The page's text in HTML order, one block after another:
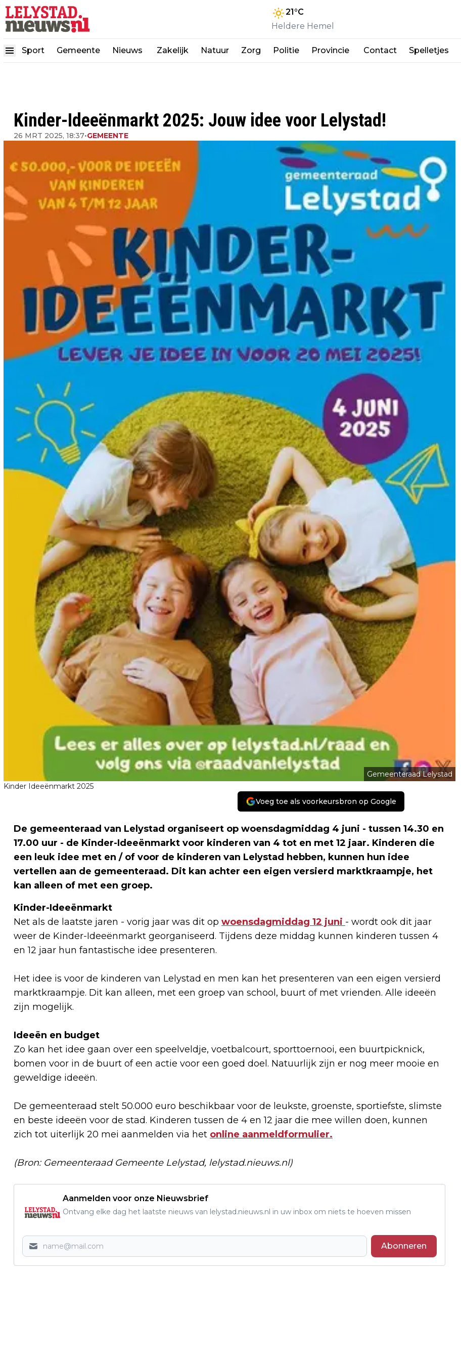
21°C
Heldere Hemel
Sport Gemeente Nieuws Zakelijk Natuur Zorg Politie Provincie Contact Spelletjes
Kinder-Ideeënmarkt 2025: Jouw idee voor Lelystad!
26 MRT 2025, 18:37•GEMEENTE
Gemeenteraad Lelystad
Kinder Ideeënmarkt 2025
Voeg toe als voorkeursbron op Google
De gemeenteraad van Lelystad organiseert op woensdagmiddag 4 juni - tussen 14.30 en
17.00 uur - de Kinder-Ideeënmarkt voor kinderen van 4 tot en met 12 jaar. Kinderen die
een leuk idee met en / of voor de kinderen van Lelystad hebben, kunnen hun idee
vertellen aan de gemeenteraad. Dit kan achter een eigen versierd marktkraampje, het
kan alleen of met een groep.
Kinder-Ideeënmarkt
Net als de laatste jaren - vorig jaar was dit op woensdagmiddag 12 juni - wordt ook dit jaar
weer de Kinder-Ideeënmarkt georganiseerd. Tijdens deze middag kunnen kinderen tussen 4
en 12 jaar hun fantastische idee presenteren.
Het idee is voor de kinderen van Lelystad en men kan het presenteren van een eigen versierd
marktkraampje. Dit kan alleen, met een groep van school, buurt of met vrienden. Alle ideeën
zijn mogelijk.
Ideeën en budget
Zo kan het idee gaan over een speelveldje, voetbalcourt, sporttoernooi, een buurtpicknick,
bomen voor in de buurt of een actie voor een goed doel. Natuurlijk zijn er nog meer mooie en
geweldige ideeën.
De gemeenteraad stelt 50.000 euro beschikbaar voor de leukste, groenste, sportiefste, slimste
en beste ideeën voor de stad. Kinderen tussen de 4 en 12 jaar die mee willen doen, kunnen
zich tot uiterlijk 20 mei aanmelden via het online aanmeldformulier.
(Bron: Gemeenteraad Gemeente Lelystad, lelystad.nieuws.nl)
Aanmelden voor onze Nieuwsbrief
Ontvang elke dag het laatste nieuws van lelystad.nieuws.nl in uw inbox om niets te hoeven missen
Abonneren